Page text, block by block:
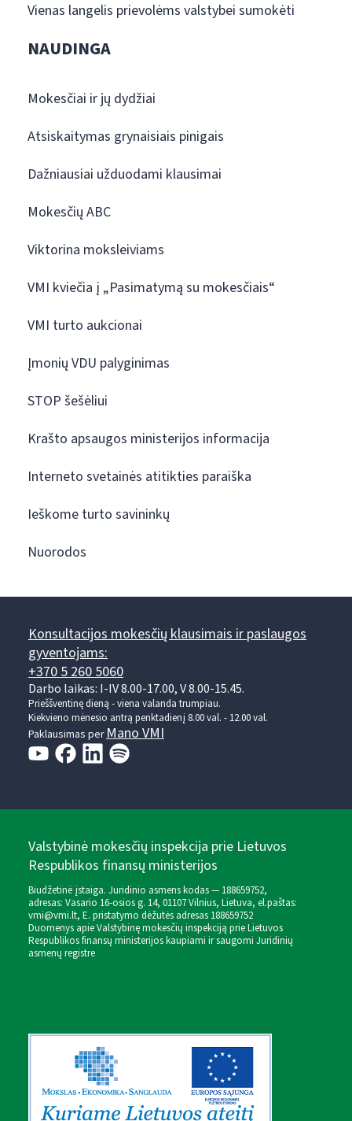
Vienas langelis prievolėms valstybei sumokėti
NAUDINGA
Mokesčiai ir jų dydžiai
Atsiskaitymas grynaisiais pinigais
Dažniausiai užduodami klausimai
Mokesčių ABC
Viktorina moksleiviams
VMI kviečia į „Pasimatymą su mokesčiais“
VMI turto aukcionai
Įmonių VDU palyginimas
STOP šešėliui
Krašto apsaugos ministerijos informacija
Interneto svetainės atitikties paraiška
Ieškome turto savininkų
Nuorodos
Konsultacijos mokesčių klausimais ir paslaugos
gyventojams:
+370 5 260 5060
Darbo laikas: I-IV 8.00-17.00, V 8.00-15.45.
Prieššventinę dieną - viena valanda trumpiau.
Kiekvieno mėnesio antrą penktadienį 8.00 val. - 12.00 val.
Paklausimas perMano VMI
Valstybinė mokesčių inspekcija prie Lietuvos
Respublikos finansų ministerijos
Biudžetinė įstaiga. Juridinio asmens kodas — 188659752,
adresas: Vasario 16-osios g. 14, 01107 Vilnius, Lietuva, el.paštas:
vmi@vmi.lt, E. pristatymo dėžutės adresas 188659752
Duomenys apie Valstybinę mokesčių inspekciją prie Lietuvos
Respublikos finansų ministerijos kaupiami ir saugomi Juridinių
asmenų registre